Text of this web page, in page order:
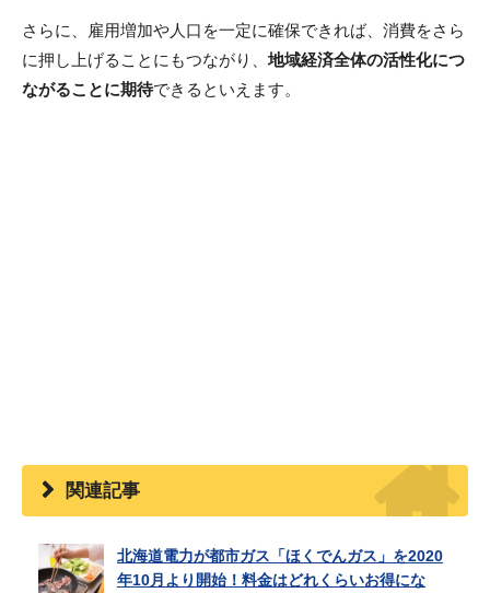
さらに、雇用増加や人口を一定に確保できれば、消費をさら
に押し上げることにもつながり、地域経済全体の活性化につ
ながることに期待できるといえます。
関連記事
北海道電力が都市ガス「ほくでんガス」を2020
年10月より開始！料金はどれくらいお得にな